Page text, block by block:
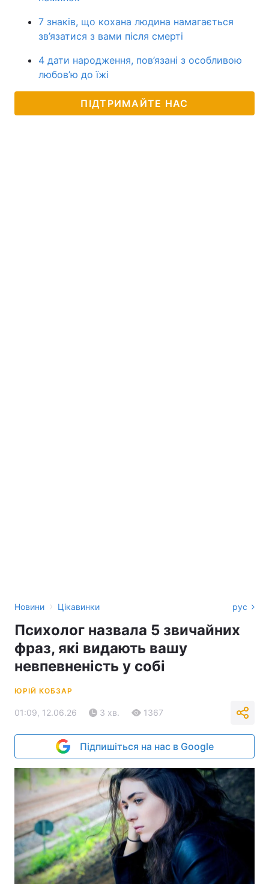
7 знаків, що кохана людина намагається
зв’язатися з вами після смерті
4 дати народження, пов’язані з особливою
любов’ю до їжі
ПІДТРИМАЙТЕ НАС
Новини › Цікавинки рус
Психолог назвала 5 звичайних
фраз, які видають вашу
невпевненість у собі
ЮРІЙ КОБЗАР
01:09, 12.06.26 3 хв. 1367
Підпишіться на нас в Google